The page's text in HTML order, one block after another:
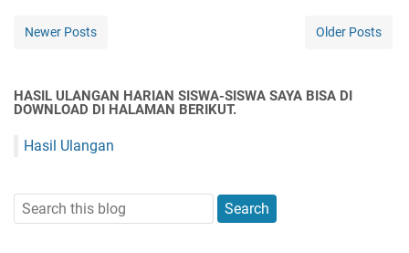
Newer Posts Older Posts
HASIL ULANGAN HARIAN SISWA-SISWA SAYA BISA DI
DOWNLOAD DI HALAMAN BERIKUT.
Hasil Ulangan